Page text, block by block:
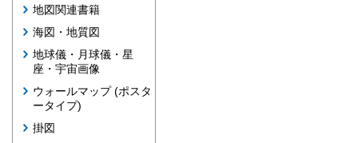
地図関連書籍
海図・地質図
地球儀・月球儀・星
座・宇宙画像
ウォールマップ (ポスタ
ータイプ)
掛図